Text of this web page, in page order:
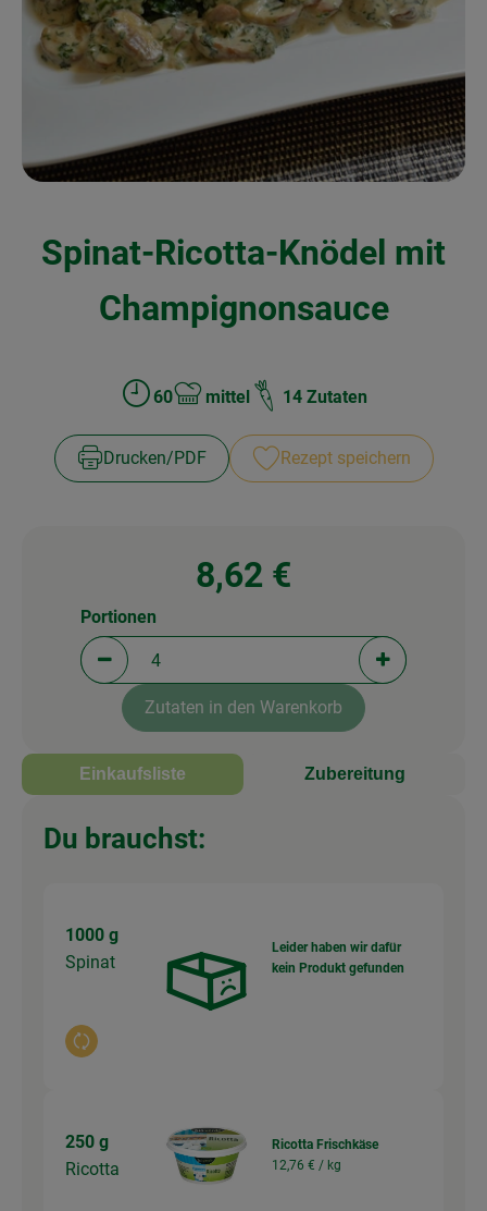
Kochen & Backen
Naturkost
Blog
Veranstaltungen
Spinat-Ricotta-Knödel mit
Champignonsauce
Zubreitungszeit:
60
Schwierigkeit:
mittel 14 Zutaten
Drucken​/​PDF Rezept speichern
8,62 €
Portionen verringern (aktuell 4 Portionen
Portionen
Portionen
Zutaten in den Warenkorb
Einkaufsliste Zubereitung
Du brauchst:
1000 g
Spinat
Auswahl ändern
Leider haben wir dafür
kein Produkt gefunden
250 g
Ricotta
Ricotta Frischkäse
12,76 € / kg